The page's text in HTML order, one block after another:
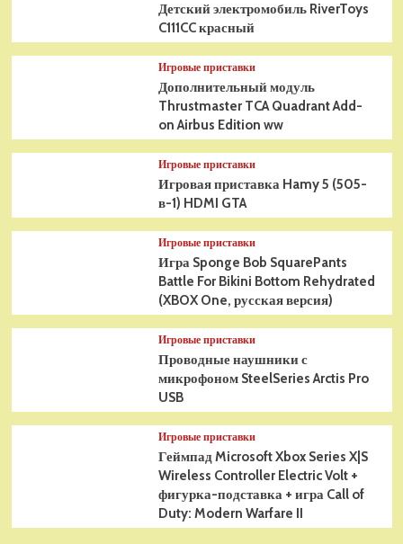
Детский электромобиль RiverToys
C111CC красный
Игровые приставки
Дополнительный модуль
Thrustmaster TCA Quadrant Add-
on Airbus Edition ww
Игровые приставки
Игровая приставка Hamy 5 (505-
в-1) HDMI GTA
Игровые приставки
Игра Sponge Bob SquarePants
Battle For Bikini Bottom Rehydrated
(XBOX One, русская версия)
Игровые приставки
Проводные наушники с
микрофоном SteelSeries Arctis Pro
USB
Игровые приставки
Геймпад Microsoft Xbox Series X|S
Wireless Controller Electric Volt +
фигурка-подставка + игра Call of
Duty: Modern Warfare II